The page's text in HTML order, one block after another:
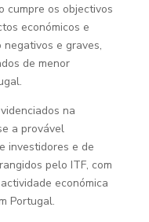
cumpre os objectivos
económicos e
e graves,
de menor
na
a provável
investidores e de
pelo ITF, com
económica
Portugal.